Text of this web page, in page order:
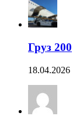
Груз 200
18.04.2026